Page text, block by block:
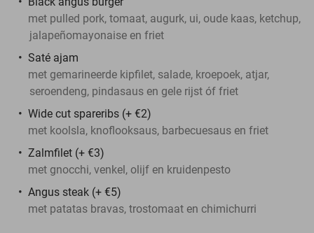
met pulled pork, tomaat, augurk, ui, oude kaas, ketchup,
jalapeñomayonaise en friet
Saté ajam
met gemarineerde kipfilet, salade, kroepoek, atjar,
seroendeng, pindasaus en gele rijst óf friet
Wide cut spareribs (+ €2)
met koolsla, knoflooksaus, barbecuesaus en friet
Zalmfilet (+ €3)
met gnocchi, venkel, olijf en kruidenpesto
Angus steak (+ €5)
met patatas bravas, trostomaat en chimichurri